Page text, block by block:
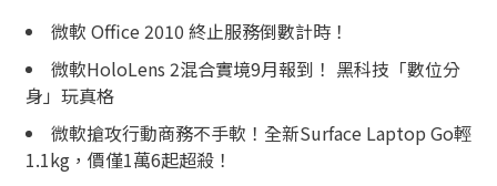
微軟 Office 2010 終止服務倒數計時！
微軟HoloLens 2混合實境9月報到！ 黑科技「數位分
身」玩真格
微軟搶攻行動商務不手軟！全新Surface Laptop Go輕
1.1kg，價僅1萬6起超殺！